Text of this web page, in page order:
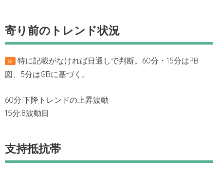
寄り前のトレンド状況
※
特に記載がなければ日通しで判断。60分・15分はPB
図、5分はGBに基づく。
60分:下降トレンドの上昇波動
15分:8波動目
支持抵抗帯